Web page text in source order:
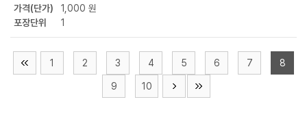
가격(단가)
1,000 원
포장단위
1
1 2 3 4 5 6 7 8
9 10